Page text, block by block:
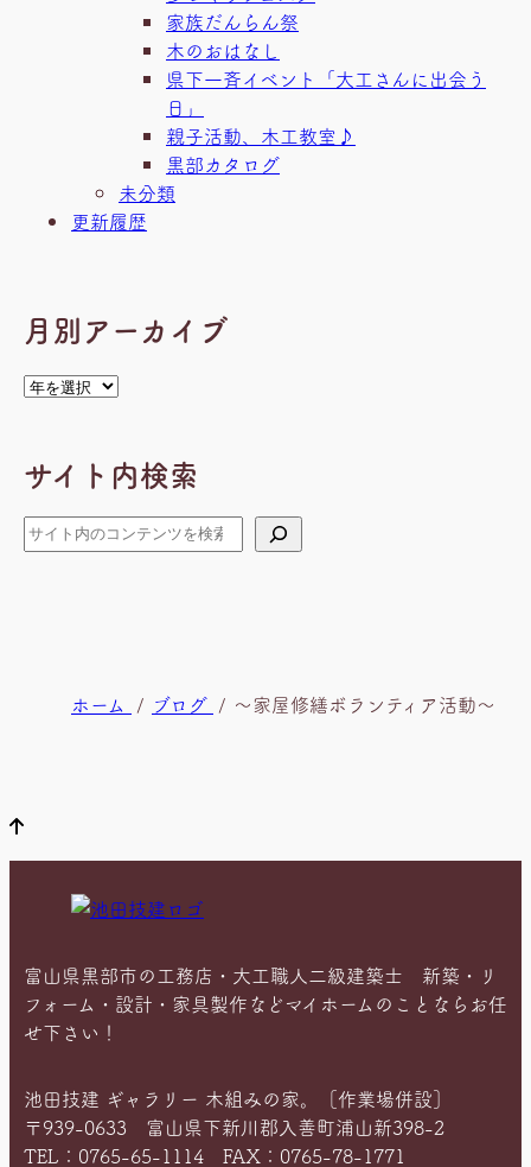
家族だんらん祭
木のおはなし
県下一斉イベント「大工さんに出会う
日」
親子活動、木工教室♪
黒部カタログ
未分類
更新履歴
月別アーカイブ
ア
イ
ブ
サイト内検索
検
索
ホーム ブログ ～家屋修繕ボランティア活動～
富山県黒部市の工務店・大工職人二級建築士 新築・リ
フォーム・設計・家具製作などマイホームのことならお任
せ下さい！
池田技建 ギャラリー 木組みの家。［作業場併設］
〒939-0633 富山県下新川郡入善町浦山新398-2
TEL：0765-65-1114 FAX：0765-78-1771